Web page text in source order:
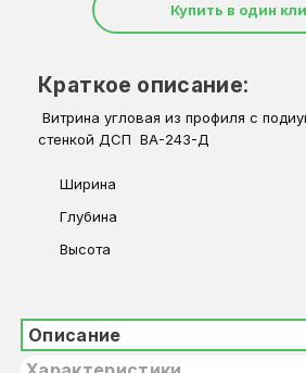
Купить в один
Краткое описание:
Витрина угловая из профиля с
стенкой ДСП ВА-243-Д
Ширина
Глубина
Высота
Описание